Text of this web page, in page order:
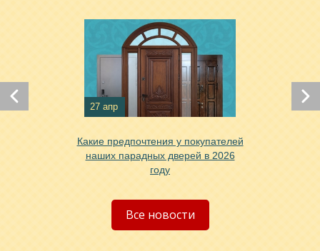
Хочу такую
27 апр
Какие предпочтения у покупателей
наших парадных дверей в 2026
году
Все новости